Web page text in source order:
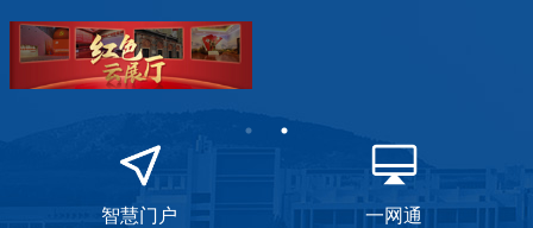
智慧门户 一网通